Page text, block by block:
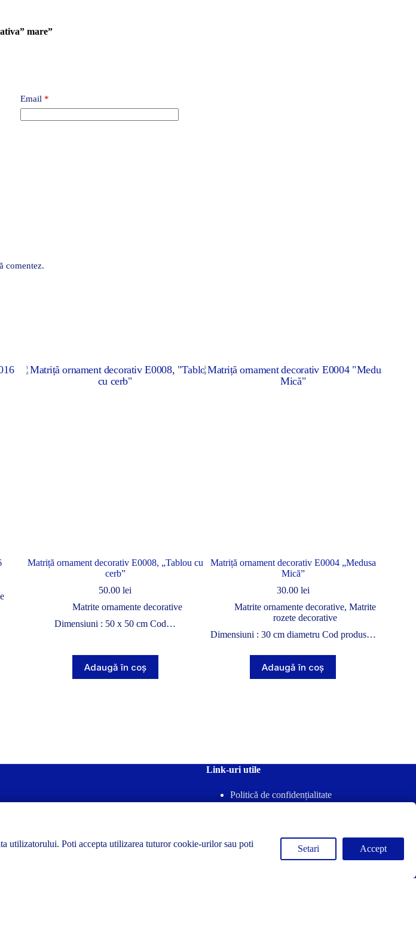
mare”
Email *
comentez.
Matriță ornament decorativ E0008, „Tablou cu
cerb”
50.00lei
Matrite ornamente decorative
Dimensiuni : 50 x 50 cm Cod…
Adaugă în coș
Matriță ornament decorativ E0004 „Medusa
Mică”
30.00 lei
Matrite ornamente decorative, Matrite
rozete decorative
Dimensiuni : 30 cm diametru Cod produs…
Adaugă în coș
Link-uri utile
Politică de confidențialitate
Termeni & Condiții
utilizatorului. Poti accepta utilizarea tuturor cookie-urilor sau poti
Setari Accept